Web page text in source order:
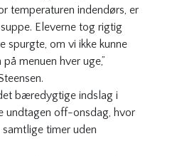
temperaturen indendørs, er
Eleverne tog rigtig
spurgte, om vi ikke kunne
menuen hver uge,”
bæredygtige indslag i
undtagen off-onsdag, hvor
timer uden